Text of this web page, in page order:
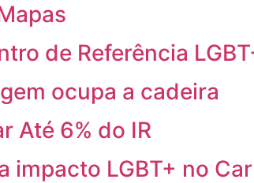
de Referência
ocupa a cadeira
Até 6% do IR
impacto LGBT+ no